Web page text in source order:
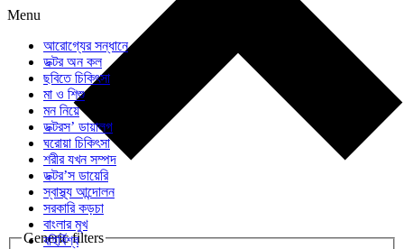
Generic filters
Menu
আরোগ্যের সন্ধানে
ডক্টর অন কল
ছবিতে চিকিৎসা
মা ও শিশু
মন নিয়ে
ডক্টরস’ ডায়ালগ
ঘরোয়া চিকিৎসা
শরীর যখন সম্পদ
ডক্টর’স ডায়েরি
স্বাস্থ্য আন্দোলন
সরকারি কড়চা
বাংলার মুখ
বহির্বিশ্ব